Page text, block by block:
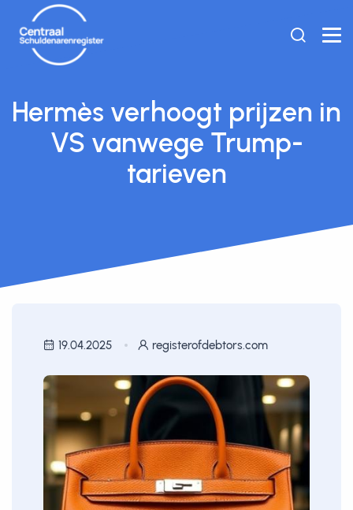
Hermès verhoogt prijzen in
VS vanwege Trump-
tarieven
19.04.2025 registerofdebtors.com